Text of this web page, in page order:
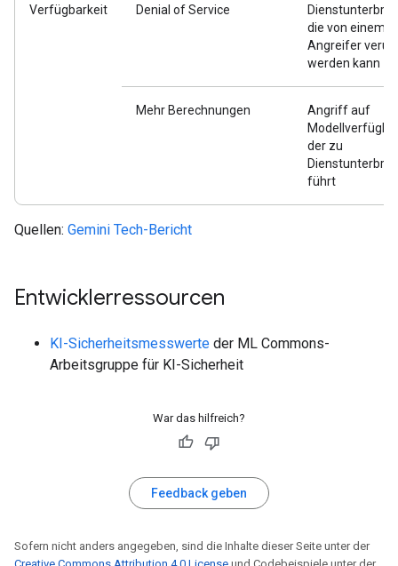
Verfügbarkeit Denial of Service
die von einem
Angreifer
werden kann
Mehr Berechnungen
Angriff auf
der zu
führt
Quellen: Gemini Tech-Bericht
Entwicklerressourcen
KI-Sicherheitsmesswerte der ML Commons-
Arbeitsgruppe für KI-Sicherheit
War das hilfreich?
Feedback geben
Sofern nicht anders angegeben, sind die Inhalte dieser Seite unter der